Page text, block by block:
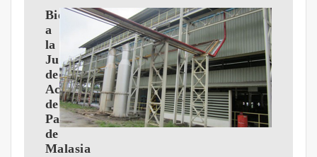
Bienvenido
a
la
Junta
de
Aceite
de
Palma
de
Malasia